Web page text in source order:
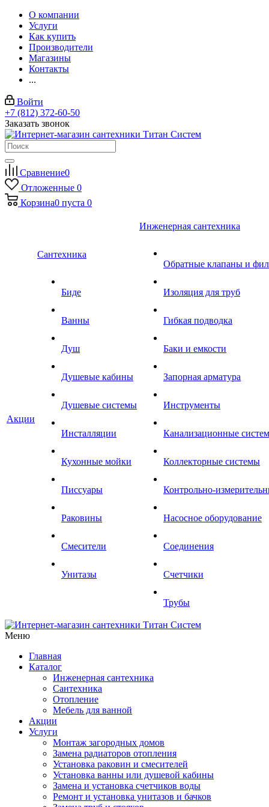
О компании
Услуги
Как купить
Производители
Магазины
Контакты
...
Войти
+7 (812) 372-60-50
Заказать звонок
Сравнение0
Отложенные 0
Корзина0 пуста 0
Акции
Сантехника
Биде
Ванны
Душ
Душевые кабины
Душевые системы
Инсталляции
Кухонные мойки
Писсуары
Раковины
Смесители
Унитазы
Инженерная сантехника
Обратные клапаны и
Изоляция для труб
Гибкая подводка
Баки и емкости
Запорная арматура
Инструменты
Канализационные
Коллекторные системы
Контрольно-
Насосное оборудование
Соединения
Счетчики
Трубы
Меню
Главная
Каталог
Инженерная сантехника
Сантехника
Отопление
Мебель для ванной
Акции
Услуги
Монтаж загородных домов
Замена радиаторов отопления
Установка раковин и смесителей
Установка ванны или душевой кабины
Замена и установка счетчиков воды
Ремонт и установка унитазов и бачков